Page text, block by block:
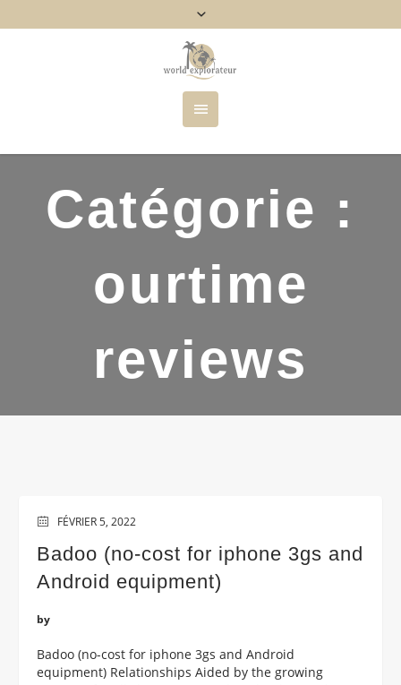
Catégorie :
ourtime
reviews
FÉVRIER 5, 2022
Badoo (no-cost for iphone 3gs and
Android equipment)
by
Badoo (no-cost for iphone 3gs and Android
equipment) Relationships Aided by the growing